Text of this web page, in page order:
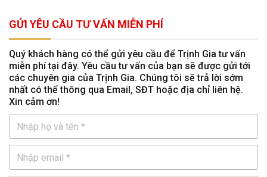
GỬI YÊU CẦU TƯ VẤN MIỄN PHÍ
Quý khách hàng có thể gửi yêu cầu để Trịnh Gia tư vấn
miễn phí tại đây. Yêu cầu tư vấn của bạn sẽ được gửi tới
các chuyên gia của Trịnh Gia. Chúng tôi sẽ trả lời sớm
nhất có thể thông qua Email, SĐT hoặc địa chỉ liên hệ.
Xin cảm ơn!